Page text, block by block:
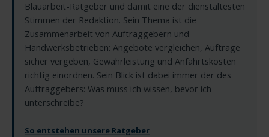
Blauarbeit-Ratgeber und damit eine der dienstältesten
Stimmen der Redaktion. Sein Thema ist die
Zusammenarbeit von Auftraggebern und
Handwerksbetrieben: Angebote vergleichen, Aufträge
sicher vergeben, Gewährleistung und Anfahrtskosten
richtig einordnen. Sein Blick ist dabei immer der des
Auftraggebers: Was muss ich wissen, bevor ich
unterschreibe?
So entstehen unsere Ratgeber